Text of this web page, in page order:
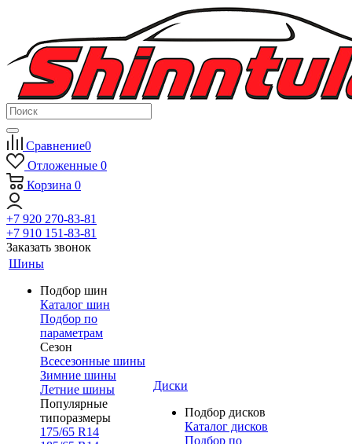
Сравнение0
Отложенные 0
Корзина 0
+7 920 270-83-81
+7 910 151-83-81
Заказать звонок
Шины
Подбор шин
Каталог шин
Подбор по
параметрам
Сезон
Всесезонные шины
Зимние шины
Летние шины
Популярные
типоразмеры
175/65 R14
Диски
Подбор дисков
Каталог дисков
Подбор по